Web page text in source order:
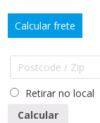
Calcular frete
Retirar no local
Calcular